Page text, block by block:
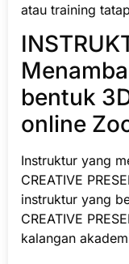
atau training
bentuk
online
Instruktur yang
CREATIVE
instruktur yang
CREATIVE
kalangan